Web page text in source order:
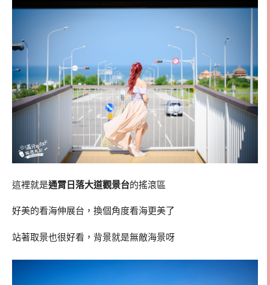
這裡就是通霄日落大道觀景台的搖滾區
好美的看海伸展台，換個角度看海更美了
站著取景也很好看，背景就是無敵海景呀